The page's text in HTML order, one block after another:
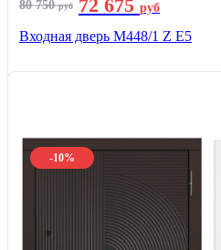
80 750руб 72 675 руб
Входная дверь М448/1 Z Е5
-10%